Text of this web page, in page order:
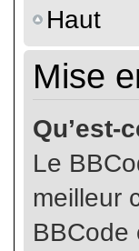
Haut
Mise
Qu’est-
Le
meilleur
BBCode